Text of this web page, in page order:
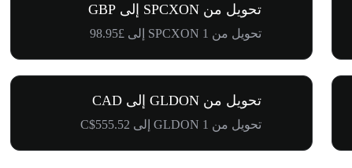
تحويل من SPCXON إلى GBP
تحويل من 1 SPCXON إلى £98.95
تحويل من GLDON إلى CAD
تحويل من 1 GLDON إلى C$555.52